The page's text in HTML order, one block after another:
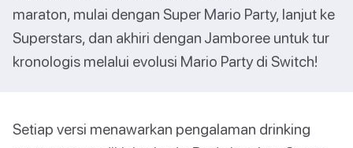
maraton, mulai dengan Super Mario Party, lanjut ke
Superstars, dan akhiri dengan Jamboree untuk tur
kronologis melalui evolusi Mario Party di Switch!
Setiap versi menawarkan pengalaman drinking